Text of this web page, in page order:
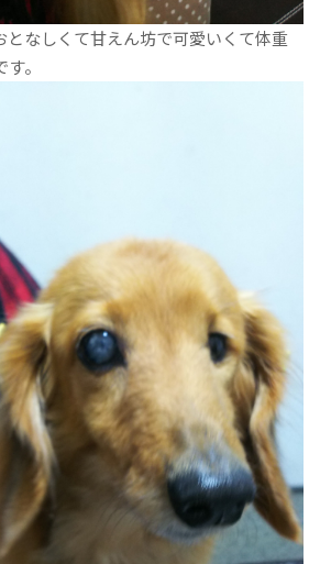
となしくて甘えん坊で可愛いくて体重
。